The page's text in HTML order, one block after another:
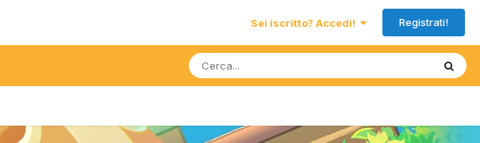
Sei iscritto? Accedi! Registrati!